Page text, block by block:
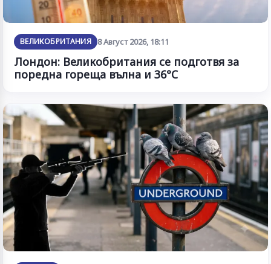
ВЕЛИКОБРИТАНИЯ 8 Август 2026, 18:11
Лондон: Великобритания се подготвя за
поредна гореща вълна и 36°C